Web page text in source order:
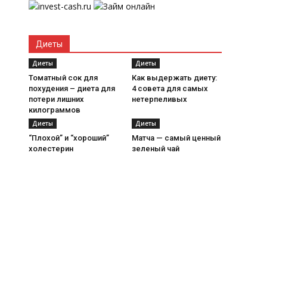
Диеты
Диеты
Томатный сок для
похудения – диета для
потери лишних
килограммов
Диеты
Как выдержать диету:
4 совета для самых
нетерпеливых
Диеты
“Плохой” и “хороший”
холестерин
Диеты
Матча — самый ценный
зеленый чай